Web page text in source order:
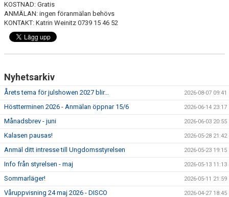
ANMÄLAN
KOSTNAD: Gratis
ANMÄLAN: ingen föranmälan behövs
KONTAKT: Katrin Weinitz 0739 15 46 52
Nyhetsarkiv
Årets tema för julshowen 2027 blir... 2026-08-07 09:41
Höstterminen 2026 - Anmälan öppnar 15/6 2026-06-14 23:17
Månadsbrev - juni 2026-06-03 20:55
Kalasen pausas! 2026-05-28 21:42
Anmäl ditt intresse till Ungdomsstyrelsen 2026-05-23 19:15
Info från styrelsen - maj 2026-05-13 11:13
Sommarläger! 2026-05-11 21:59
Våruppvisning 24 maj 2026 - DISCO 2026-04-27 18:45